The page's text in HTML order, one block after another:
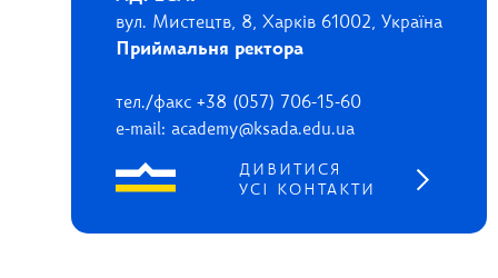
вул. Мистецтв, 8, Харків 61002, Україна
Приймальня ректора
тел./факс +38 (057) 706-15-60
e-mail: academy@ksada.edu.ua
ДИВИТИСЯ
УСІ КОНТАКТИ